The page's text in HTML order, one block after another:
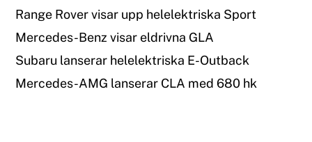
Range Rover visar upp helelektriska Sport
Mercedes-Benz visar eldrivna GLA
Subaru lanserar helelektriska E-Outback
Mercedes-AMG lanserar CLA med 680 hk